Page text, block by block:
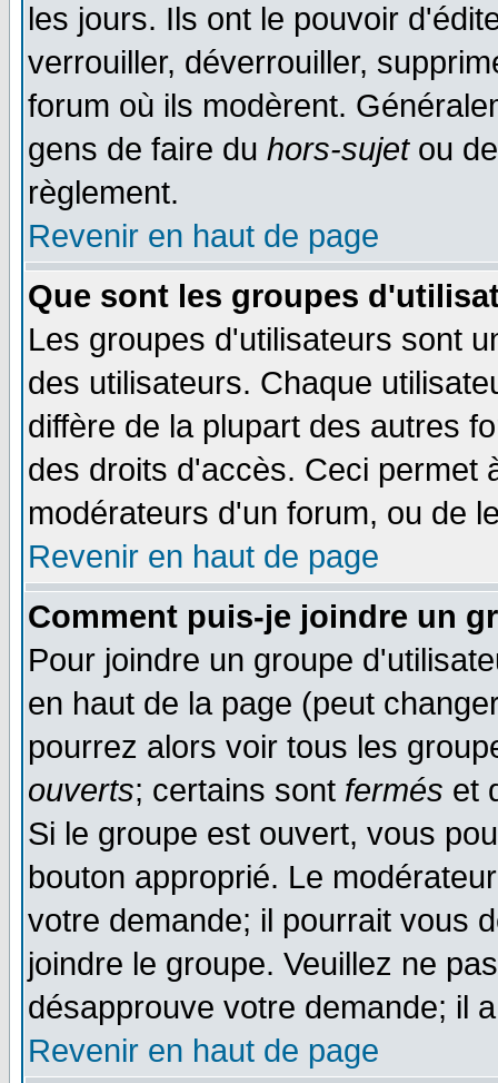
les jours. Ils ont le pouvoir
verrouiller, déverrouiller,
forum où ils modèrent.
gens de faire du hors-sujetou
règlement.
Revenir en haut de page
Que sont les groupes
Les groupes d'utilisateurs sont
des utilisateurs. Chaque
diffère de la plupart des autres
des droits d'accès. Ceci permet
modérateurs d'un forum, ou de
Revenir en haut de page
Comment puis-je joindre un
Pour joindre un groupe
en haut de la page (peut
pourrez alors voir tous les
ouverts; certains sont fermés et
Si le groupe est ouvert, vous
bouton approprié. Le
votre demande; il pourrait vous
joindre le groupe. Veuillez ne
désapprouve votre demande; il
Revenir en haut de page